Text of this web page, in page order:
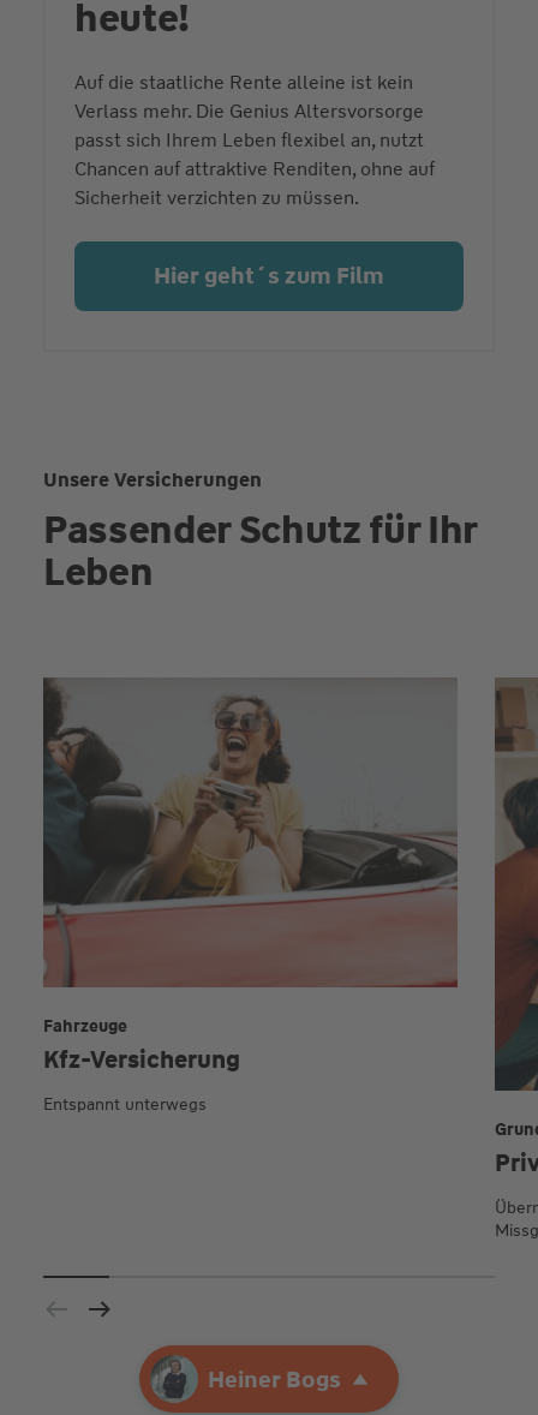
Ihre AgenturHeiner Bogs
Heiner Bogs
heute!
Auf die staatliche Rente alleine ist kein
Verlass mehr. Die Genius Altersvorsorge
passt sich Ihrem Leben flexibel an, nutzt
Chancen auf attraktive Renditen, ohne auf
Sicherheit verzichten zu müssen.
Hier geht´s zum Film
Unsere Versicherungen
Passender Schutz für Ihr
Leben
Kfz-Versicherung
Fahrzeuge
Entspannt unterwegs